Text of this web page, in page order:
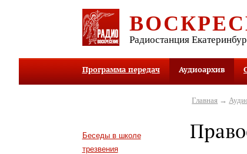
Радиостанция
Программа передач Аудиоархив
Беседы в школе
трезвения
Главная →